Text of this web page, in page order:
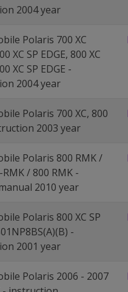
2004 year
Polaris 700 XC
XC SP EDGE, 800 XC
XC SP EDGE -
2004 year
Polaris 700 XC, 800
2003 year
Polaris 800 RMK /
/ 800 RMK -
2010 year
Polaris 800 XC SP
-
2001 year
Polaris 2006 - 2007